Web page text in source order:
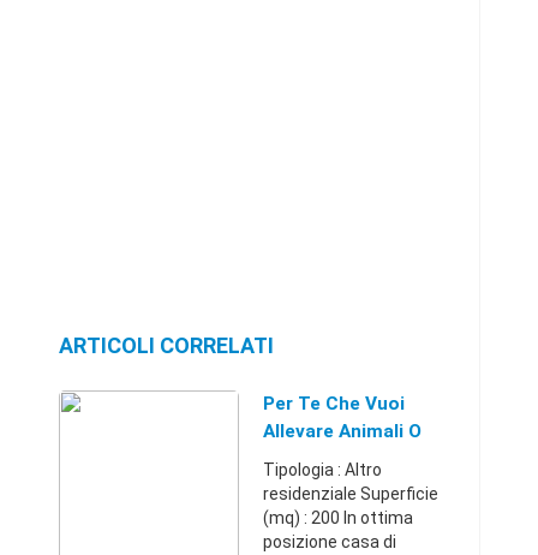
ARTICOLI CORRELATI
Per Te Che Vuoi
Allevare Animali O
Creare Un
Agriturismo !
Tipologia : Altro
residenziale Superficie
(mq) : 200 In ottima
posizione casa di